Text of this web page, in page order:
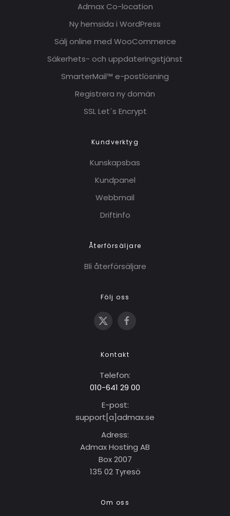
Admax Co-location
Ny hemsida i WordPress
Sälj online med WooCommerce
Säkerhets- och uppdateringstjänst
SmarterMail™ e-postlösning
Registrera ny domän
SSL Let´s Encrypt
Kundverktyg
Kunskapsbas
Kundpanel
Webbmail
Driftinfo
Återförsäljare
Bli återförsäljare
Följ oss
Kontakt
Telefon:
010-641 29 00
E-post:
support[a]admax.se
Adress:
Admax Hosting AB
Box 2007
135 02 Tyresö
Om oss